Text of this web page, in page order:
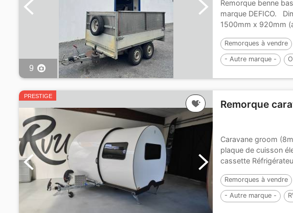
9
Remorque benne
marque DEFICO.
1500mm x 920mm
Remorques à vendre
- Autre marque -
PRESTIGE
Remorque
Caravane groom
plaque de cuisson
cassette
Remorques à vendre
- Autre marque -